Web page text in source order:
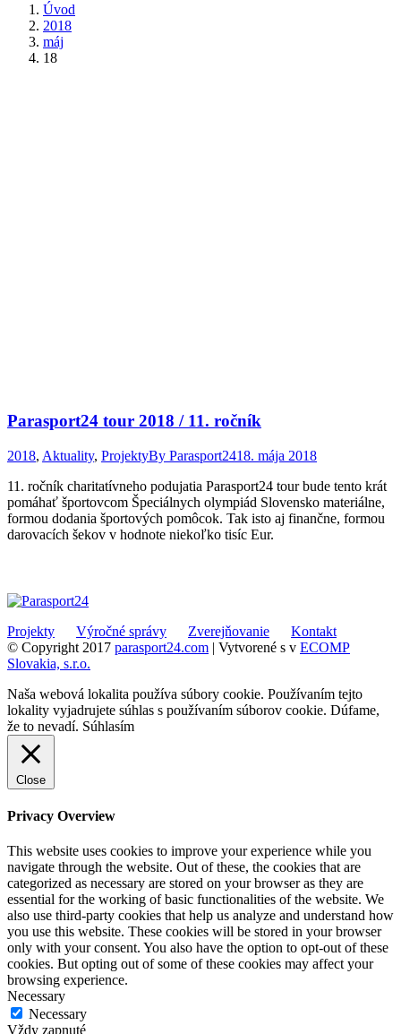
Úvod
2018
máj
18
Parasport24 tour 2018 / 11. ročník
2018, Aktuality, ProjektyBy Parasport2418. mája 2018
11. ročník charitatívneho podujatia Parasport24 tour bude tento krát
pomáhať športovcom Špeciálnych olympiád Slovensko materiálne,
formou dodania športových pomôcok. Tak isto aj finančne, formou
darovacích šekov v hodnote niekoľko tisíc Eur.
Projekty Výročné správy Zverejňovanie
Kontakt
© Copyright 2017 parasport24.com | Vytvorené s v ECOMP
Slovakia, s.r.o.
Naša webová lokalita používa súbory cookie. Používaním tejto
lokality vyjadrujete súhlas s používaním súborov cookie. Dúfame,
že to nevadí. Súhlasím
Close
Privacy Overview
This website uses cookies to improve your experience while you
navigate through the website. Out of these, the cookies that are
categorized as necessary are stored on your browser as they are
essential for the working of basic functionalities of the website. We
also use third-party cookies that help us analyze and understand how
you use this website. These cookies will be stored in your browser
only with your consent. You also have the option to opt-out of these
cookies. But opting out of some of these cookies may affect your
browsing experience.
Necessary
Necessary
Vždy zapnuté